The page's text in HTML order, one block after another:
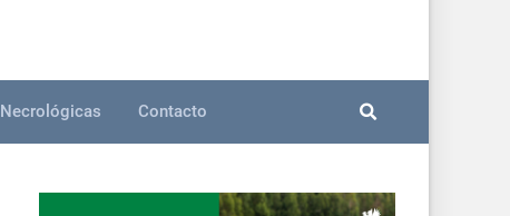
Necrológicas Contacto